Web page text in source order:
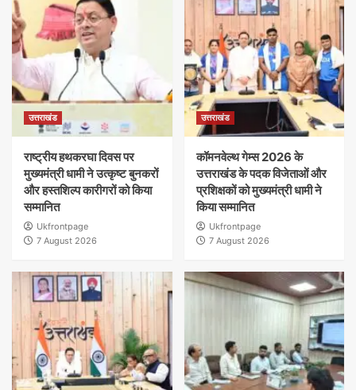
उत्तराखंड
राष्ट्रीय हथकरघा दिवस पर
मुख्यमंत्री धामी ने उत्कृष्ट बुनकरों
और हस्तशिल्प कारीगरों को किया
सम्मानित
Ukfrontpage
7 August 2026
उत्तराखंड
कॉमनवेल्थ गेम्स 2026 के
उत्तराखंड के पदक विजेताओं और
प्रशिक्षकों को मुख्यमंत्री धामी ने
किया सम्मानित
Ukfrontpage
7 August 2026